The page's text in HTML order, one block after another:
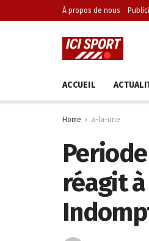
À propos de nous
ACCUEIL
Home a-la-une
réagit